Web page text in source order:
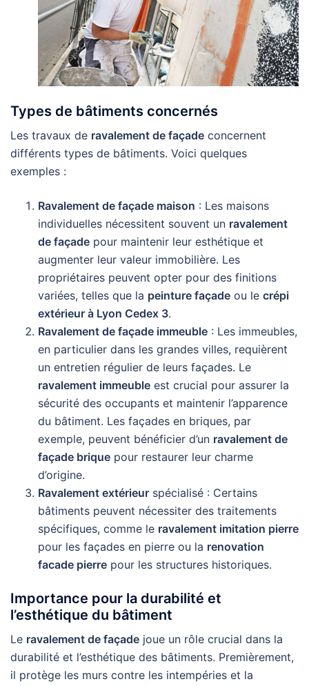
Types de bâtiments concernés
Les travaux de ravalement de façade concernent
différents types de bâtiments. Voici quelques
exemples :
Ravalement de façade maison : Les maisons
individuelles nécessitent souvent un ravalement
de façade pour maintenir leur esthétique et
augmenter leur valeur immobilière. Les
propriétaires peuvent opter pour des finitions
variées, telles que la peinture façade ou le crépi
extérieur à Lyon Cedex 3.
Ravalement de façade immeuble : Les immeubles,
en particulier dans les grandes villes, requièrent
un entretien régulier de leurs façades. Le
ravalement immeuble est crucial pour assurer la
sécurité des occupants et maintenir l’apparence
du bâtiment. Les façades en briques, par
exemple, peuvent bénéficier d’un ravalement de
façade brique pour restaurer leur charme
d’origine.
Ravalement extérieur spécialisé : Certains
bâtiments peuvent nécessiter des traitements
spécifiques, comme le ravalement imitation pierre
pour les façades en pierre ou la renovation
facade pierre pour les structures historiques.
Importance pour la durabilité et
l’esthétique du bâtiment
Le ravalement de façade joue un rôle crucial dans la
durabilité et l’esthétique des bâtiments. Premièrement,
il protège les murs contre les intempéries et la